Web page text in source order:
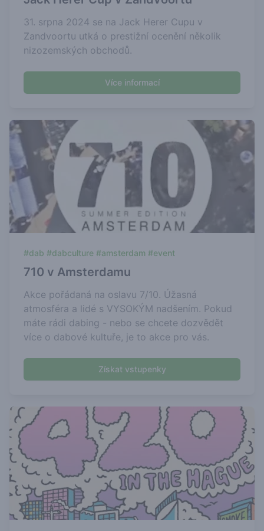
31. srpna 2024 se na Jack Herer Cupu v
Zandvoortu utká o prestižní ocenění několik
nizozemských obchodů.
Více informací
#dab #dabculture #amsterdam #event
710 v Amsterdamu
Akce pořádaná na oslavu 7/10. Úžasná
atmosféra a lidé s VYSOKÝM nadšením. Pokud
máte rádi dabing - nebo se chcete dozvědět
více o dabové kultuře, je to akce pro vás.
Získat vstupenky